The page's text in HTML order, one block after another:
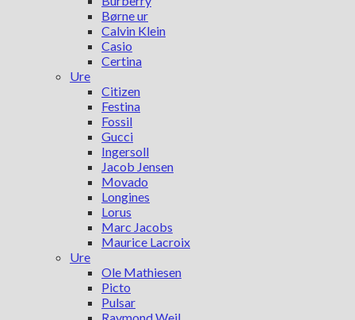
Børne ur
Calvin Klein
Casio
Certina
Ure
Citizen
Festina
Fossil
Gucci
Ingersoll
Jacob Jensen
Movado
Longines
Lorus
Marc Jacobs
Maurice Lacroix
Ure
Ole Mathiesen
Picto
Pulsar
Raymond Weil